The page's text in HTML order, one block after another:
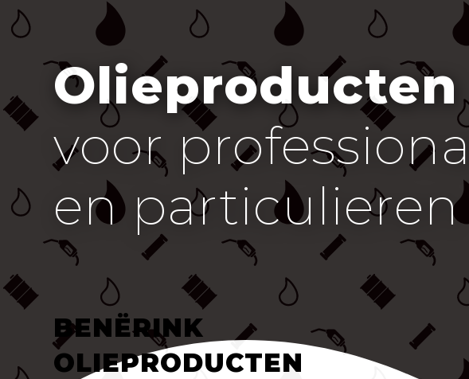
Olieproducten
voor
en particulieren
BENËRINK
OLIEPRODUCTEN